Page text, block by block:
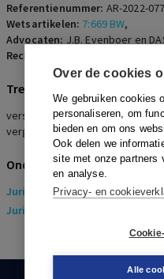
Over de cookies
We gebruiken cookies
personaliseren, om
bieden en om ons
Ook delen we
site met onze partners
en analyse.
Privacy- en
Alle
Referentienummer: AR-2022-
Wetsartikelen: 7:669 BW,
Advocaten: J.B. Evenboer en
Rechters:
Trefwoorden
verstoorde arbeidsrelatie,
vergoeding
Onderwerpen
Juridisch > Arbeidsrecht
Juridisch